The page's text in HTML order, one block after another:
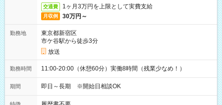
交通費 1ヶ月3万円を上限として実費支給
月収例 30万円～
勤務地
東京都新宿区
市ケ谷駅から徒歩3分
放送
勤務時間 11:00-20:00（休憩60分）実働8時間（残業少なめ！）
期間 即日～長期 ※開始日相談OK